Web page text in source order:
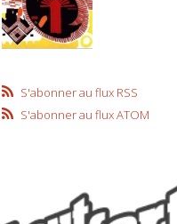
S'abonner au flux RSS
S'abonner au flux ATOM